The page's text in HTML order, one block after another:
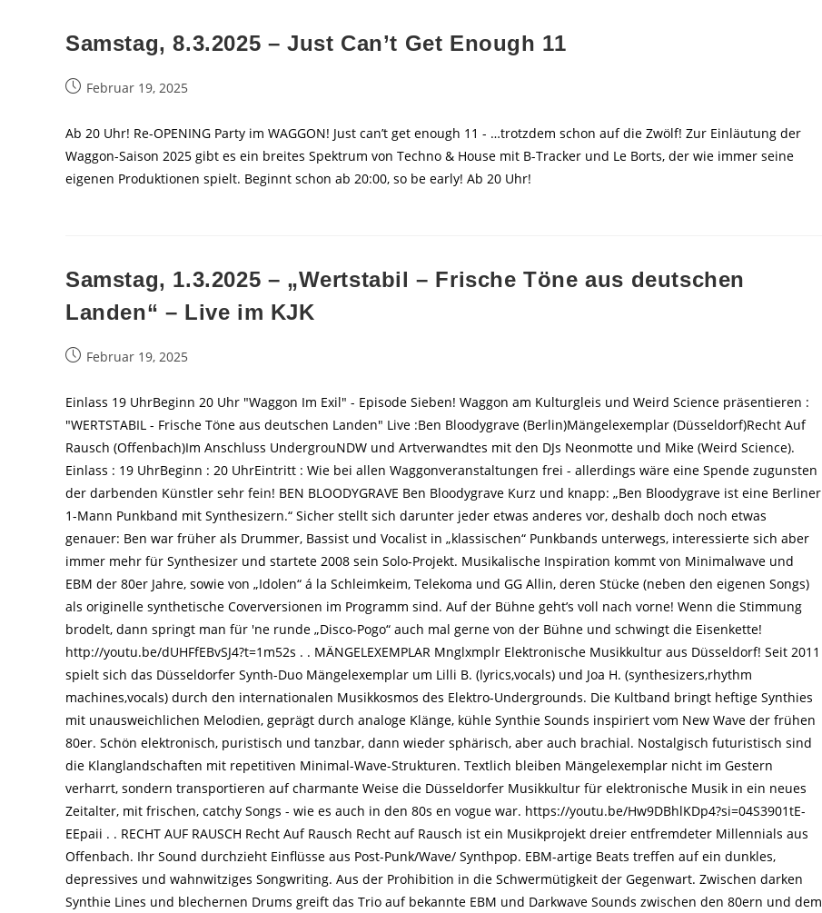
Samstag, 8.3.2025 – Just Can’t Get Enough 11
BeitragFebruar 19, 2025
Ab 20 Uhr! Re-OPENING Party im WAGGON! Just can’t get enough 11 - …trotzdem schon auf die Zwölf! Zur Einläutung der
Waggon-Saison 2025 gibt es ein breites Spektrum von Techno & House mit B-Tracker und Le Borts, der wie immer seine
eigenen Produktionen spielt. Beginnt schon ab 20:00, so be early! Ab 20 Uhr!
Samstag, 1.3.2025 – „Wertstabil – Frische Töne aus deutschen
Landen“ – Live im KJK
BeitragFebruar 19, 2025
Einlass 19 UhrBeginn 20 Uhr "Waggon Im Exil" - Episode Sieben! Waggon am Kulturgleis und Weird Science präsentieren :
"WERTSTABIL - Frische Töne aus deutschen Landen" Live :Ben Bloodygrave (Berlin)Mängelexemplar (Düsseldorf)Recht Auf
Rausch (Offenbach)Im Anschluss UndergrouNDW und Artverwandtes mit den DJs Neonmotte und Mike (Weird Science).
Einlass : 19 UhrBeginn : 20 UhrEintritt : Wie bei allen Waggonveranstaltungen frei - allerdings wäre eine Spende zugunsten
der darbenden Künstler sehr fein! BEN BLOODYGRAVE Ben Bloodygrave Kurz und knapp: „Ben Bloodygrave ist eine Berliner
1-Mann Punkband mit Synthesizern.“ Sicher stellt sich darunter jeder etwas anderes vor, deshalb doch noch etwas
genauer: Ben war früher als Drummer, Bassist und Vocalist in „klassischen“ Punkbands unterwegs, interessierte sich aber
immer mehr für Synthesizer und startete 2008 sein Solo-Projekt. Musikalische Inspiration kommt von Minimalwave und
EBM der 80er Jahre, sowie von „Idolen“ á la Schleimkeim, Telekoma und GG Allin, deren Stücke (neben den eigenen Songs)
als originelle synthetische Coverversionen im Programm sind. Auf der Bühne geht’s voll nach vorne! Wenn die Stimmung
brodelt, dann springt man für 'ne runde „Disco-Pogo“ auch mal gerne von der Bühne und schwingt die Eisenkette!
http://youtu.be/dUHFfEBvSJ4?t=1m52s . . MÄNGELEXEMPLAR Mnglxmplr Elektronische Musikkultur aus Düsseldorf! Seit 2011
spielt sich das Düsseldorfer Synth-Duo Mängelexemplar um Lilli B. (lyrics,vocals) und Joa H. (synthesizers,rhythm
machines,vocals) durch den internationalen Musikkosmos des Elektro-Undergrounds. Die Kultband bringt heftige Synthies
mit unausweichlichen Melodien, geprägt durch analoge Klänge, kühle Synthie Sounds inspiriert vom New Wave der frühen
80er. Schön elektronisch, puristisch und tanzbar, dann wieder sphärisch, aber auch brachial. Nostalgisch futuristisch sind
die Klanglandschaften mit repetitiven Minimal-Wave-Strukturen. Textlich bleiben Mängelexemplar nicht im Gestern
verharrt, sondern transportieren auf charmante Weise die Düsseldorfer Musikkultur für elektronische Musik in ein neues
Zeitalter, mit frischen, catchy Songs - wie es auch in den 80s en vogue war. https://youtu.be/Hw9DBhlKDp4?si=04S3901tE-
EEpaii . . RECHT AUF RAUSCH Recht Auf Rausch Recht auf Rausch ist ein Musikprojekt dreier entfremdeter Millennials aus
Offenbach. Ihr Sound durchzieht Einflüsse aus Post-Punk/Wave/ Synthpop. EBM-artige Beats treffen auf ein dunkles,
depressives und wahnwitziges Songwriting. Aus der Prohibition in die Schwermütigkeit der Gegenwart. Zwischen darken
Synthie Lines und blechernen Drums greift das Trio auf bekannte EBM und Darkwave Sounds zwischen den 80ern und dem